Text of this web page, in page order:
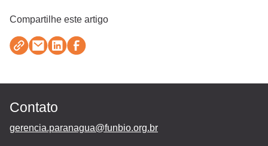
Compartilhe este artigo
Contato
gerencia.paranagua@funbio.org.br